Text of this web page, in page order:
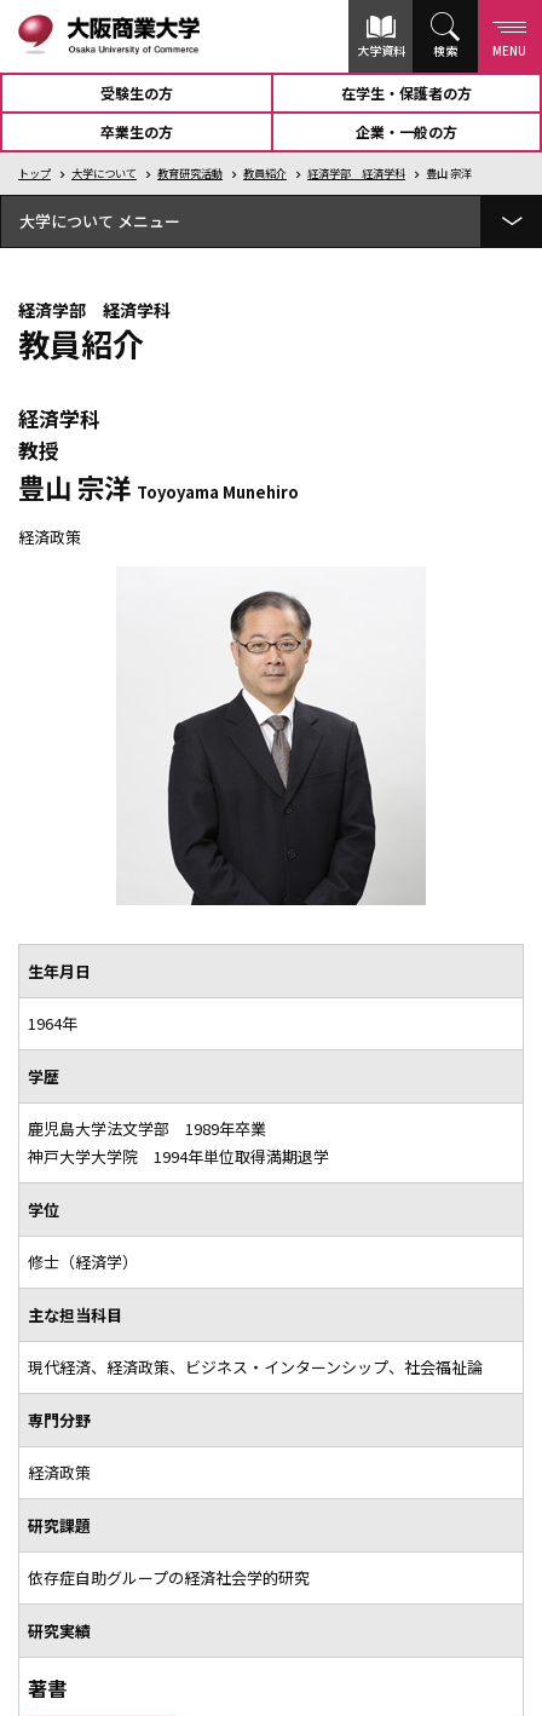
大学資料 検索 MENU
受験生の方
在学生・保護者の方
卒業生の方
企業・一般の方
トップ 大学について 教育研究活動 教員紹介 経済学部 経済学科 豊山 宗洋
大学について
情報公表
教員紹介
経済学部 経済学科
総合経営学部 経営学科
公共学部 公共学科
不正防止・研究倫理に対する取り組み
利益相反ポリシー・マネジメント
経済学部 経済学科
教員紹介
経済学科
教授
豊山 宗洋 Toyoyama Munehiro
経済政策
生年月日
1964年
学歴
鹿児島大学法文学部 1989年卒業
神戸大学大学院 1994年単位取得満期退学
学位
修士（経済学）
主な担当科目
現代経済、経済政策、ビジネス・インターンシップ、社会福祉論
専門分野
経済政策
研究課題
依存症自助グループの経済社会学的研究
研究実績
著書